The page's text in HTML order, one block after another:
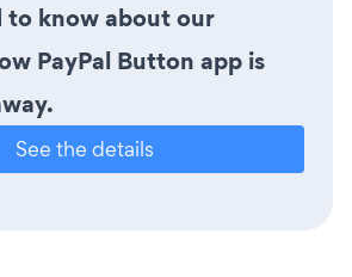
to know about our
PayPal Button app is
See the details